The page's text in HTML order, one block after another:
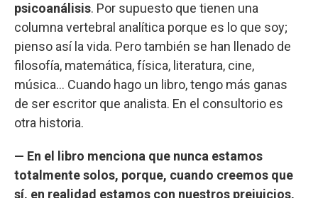
psicoanálisis. Por supuesto que tienen una
columna vertebral analítica porque es lo que soy;
pienso así la vida. Pero también se han llenado de
filosofía, matemática, física, literatura, cine,
música… Cuando hago un libro, tengo más ganas
de ser escritor que analista. En el consultorio es
otra historia.
— En el libro menciona que nunca estamos
totalmente solos, porque, cuando creemos que
sí, en realidad estamos con nuestros prejuicios,